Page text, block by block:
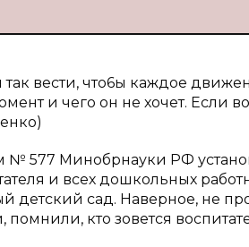
вести, что6ы каждое
и чего он не хочет. Если
№ 577 Минобрнауки РФ
и всех дошкольных
детский сад. Наверное, не
помнили, кто зовется